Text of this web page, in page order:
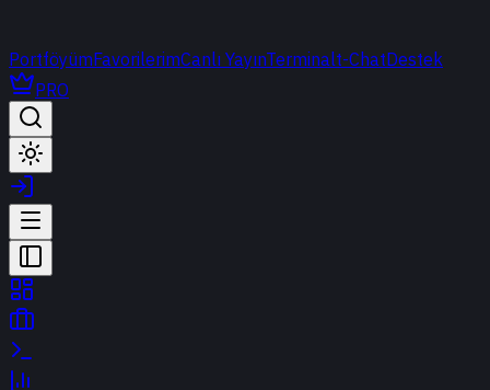
PortföyümFavorilerimCanlı YayınTerminalt-ChatDestek
PRO